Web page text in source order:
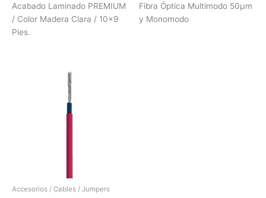
Acabado Laminado PREMIUM
/ Color Madera Clara / 10×9
Pies.
Fibra Óptica Multimodo 50µm
y Monomodo
Accesorios / Cables / Jumpers